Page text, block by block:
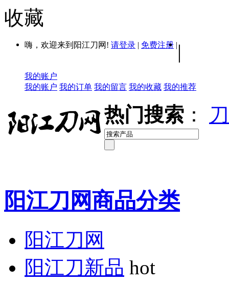
收藏
嗨，欢迎来到阳江刀网! 请登录 | 免费注册 | |
我的账户
我的账户 我的订单 我的留言 我的收藏 我的推荐
热门搜索 ：
阳江刀网商品分类
阳江刀网
阳江刀新品 hot